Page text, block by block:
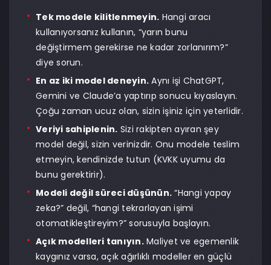
Tek modele kilitlenmeyin. Hangi aracı
kullanıyorsanız kullanın, “yarın bunu
değiştirmem gerekirse ne kadar zorlanırım?”
diye sorun.
En az iki model deneyin. Aynı işi ChatGPT,
Gemini ve Claude’a yaptırıp sonucu kıyaslayın.
Çoğu zaman ucuz olan, sizin işiniz için yeterlidir.
Veriyi sahiplenin. Sizi rakipten ayıran şey
model değil, sizin verinizdir. Onu modele teslim
etmeyin, kendinizde tutun (KVKK uyumu da
bunu gerektirir).
Modeli değil süreci düşünün. “Hangi yapay
zeka?” değil, “hangi tekrarlayan işimi
otomatikleştireyim?” sorusuyla başlayın.
Açık modelleri tanıyın.Maliyet ve egemenlik
kaygınız varsa, açık ağırlıklı modeller en güçlü